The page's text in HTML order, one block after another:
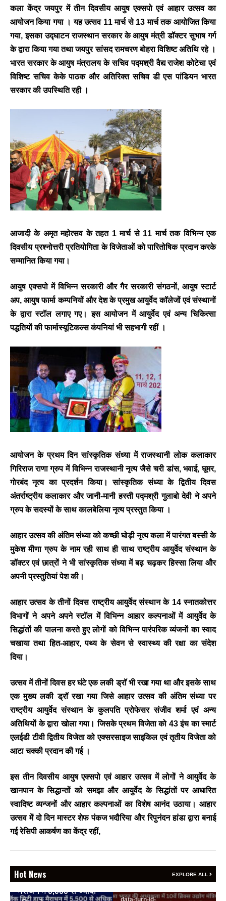
कला केंद्र जयपुर में तीन दिवसीय आयुष एक्सपो एवं आहार उत्सव का
आयोजन किया गया । यह उत्सव 11 मार्च से 13 मार्च तक आयोजित किया
गया, इसका उद्घाटन राजस्थान सरकार के आयुष मंत्री डॉक्टर सुभाष गर्ग
के द्वारा किया गया तथा जयपुर सांसद रामचरण बोहरा विशिष्ट अतिथि रहे ।
भारत सरकार के आयुष मंत्रालय के सचिव पद्मश्री वैद्य राजेश कोटेचा एवं
विशिष्ट सचिव केके पाठक और अतिरिक्त सचिव डी एस पांडियन भारत
सरकार की उपस्थिति रही ।
आजादी के अमृत महोत्सव के तहत 1 मार्च से 11 मार्च तक विभिन्न एक
दिवसीय प्रश्नोत्तरी प्रतियोगिता के विजेताओं को पारितोषिक प्रदान करके
सम्मानित किया गया।
आयुष एक्सपो में विभिन्न सरकारी और गैर सरकारी संगठनों, आयुष स्टार्ट
अप, आयुष फार्मा कम्पनियों और देश के प्रमुख आयुर्वेद कॉलेजों एवं संस्थानों
के द्वारा स्टॉल लगाए गए। इस आयोजन में आयुर्वेद एवं अन्य चिकित्सा
पद्धतियों की फार्मास्यूटिकल्स कंपनियां भी सहभागी रहीं ।
आयोजन के प्रथम दिन सांस्कृतिक संध्या में राजस्थानी लोक कलाकार
गिरिराज राणा ग्रुप में विभिन्न राजस्थानी नृत्य जैसे चरी डांस, भवाई, घूमर,
गोरबंद नृत्य का प्रदर्शन किया। सांस्कृतिक संध्या के द्वितीय दिवस
अंतर्राष्ट्रीय कलाकार और जानी-मानी हस्ती पद्मश्री गुलाबो देवी ने अपने
ग्रुप के सदस्यों के साथ कालबेलिया नृत्य प्रस्तुत किया ।
आहार उत्सव की अंतिम संध्या को कच्छी घोड़ी नृत्य कला में पारंगत बस्सी के
मुकेश मीणा ग्रुप के नाम रही साथ ही साथ राष्ट्रीय आयुर्वेद संस्थान के
डॉक्टर एवं छात्रों ने भी सांस्कृतिक संध्या में बढ़ चढ़कर हिस्सा लिया और
अपनी प्रस्तुतियां पेश की।
आहार उत्सव के तीनों दिवस राष्ट्रीय आयुर्वेद संस्थान के 14 स्नातकोत्तर
विभागों ने अपने अपने स्टॉल में विभिन्न आहार कल्पनाओं में आयुर्वेद के
सिद्धांतों की पालना करते हुए लोगों को विभिन्न पारंपरिक व्यंजनों का स्वाद
चखाया तथा हित-आहार, पथ्य के सेवन से स्वास्थ्य की रक्षा का संदेश
दिया।
उत्सव में तीनों दिवस हर घंटे एक लकी ड्रॉ भी रखा गया था और इसके साथ
एक मुख्य लकी ड्रॉ रखा गया जिसे आहार उत्सव की अंतिम संध्या पर
राष्ट्रीय आयुर्वेद संस्थान के कुलपति प्रोफेसर संजीव शर्मा एवं अन्य
अतिथियों के द्वारा खोला गया। जिसके प्रथम विजेता को 43 इंच का स्मार्ट
एलईडी टीवी द्वितीय विजेता को एक्सरसाइज साइकिल एवं तृतीय विजेता को
आटा चक्की प्रदान की गई ।
इस तीन दिवसीय आयुष एक्सपो एवं आहार उत्सव में लोगों ने आयुर्वेद के
खानपान के सिद्धान्तों को समझा और आयुर्वेद के सिद्धांतों पर आधारित
स्वादिष्ट व्यन्जनों और आहार कल्पनाओं का विशेष आनंद उठाया। आहार
उत्सव में दो दिन मास्टर शेफ पंकज भदौरिया और रिपुनंदन हांडा द्वारा बनाई
गई रेसिपी आकर्षण का केंद्र रहीं,
Hot News EXPLORE ALL
वेदांता जिंक सिटी हाफ
मैराथन में 5,500 से ज्यादा
जयपुर से दुनिया को भारत
का संदेश: ब्रिक्स सम्मेलन में
छोटे उद्योगों, स्टार्टअप और
- August 6, 2026
<section class="text-token-
text-primary w-full
focus:outline-none has-data-
writing-block:pointer-events-
R6Vx5W_threadScrollVars